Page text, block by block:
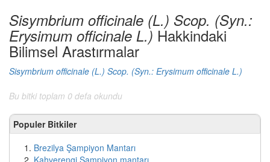
Sisymbrium officinale (L.) Scop. (Syn.:
Erysimum officinale L.) Hakkindaki
Bilimsel Arastırmalar
Sisymbrium officinale (L.) Scop. (Syn.: Erysimum officinale L.)
Bu bitki toplam 0 defa okundu
Populer Bitkiler
Brezilya Şampiyon Mantarı
Kahverengi Şampiyon mantarı